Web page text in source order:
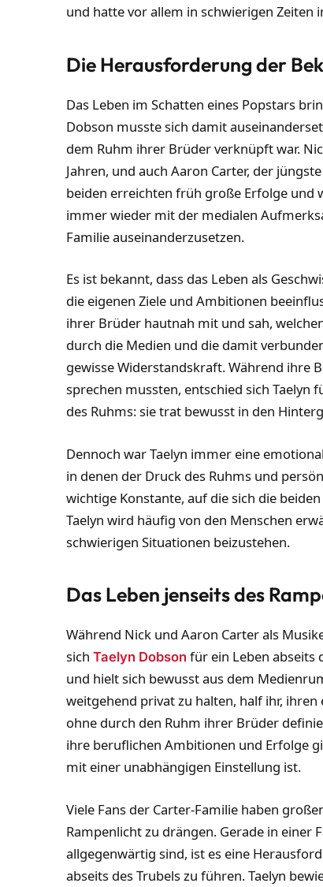
und hatte vor allem in schwierigen Zeiten
Die Herausforderung der
Das Leben im Schatten eines Popstars
Dobson musste sich damit
dem Ruhm ihrer Brüder verknüpft war.
Jahren, und auch Aaron Carter, der
beiden erreichten früh große Erfolge und
immer wieder mit der medialen
Familie auseinanderzusetzen.
Es ist bekannt, dass das Leben als
die eigenen Ziele und Ambitionen
ihrer Brüder hautnah mit und sah,
durch die Medien und die damit
gewisse Widerstandskraft. Während ihre
sprechen mussten, entschied sich Taelyn
des Ruhms: sie trat bewusst in den
Dennoch war Taelyn immer eine
in denen der Druck des Ruhms und
wichtige Konstante, auf die sich die
Taelyn wird häufig von den Menschen
schwierigen Situationen beizustehen.
Das Leben jenseits des
Während Nick und Aaron Carter als
sichTaelyn Dobson für ein Leben abseits
und hielt sich bewusst aus dem
weitgehend privat zu halten, half ihr,
ohne durch den Ruhm ihrer Brüder
ihre beruflichen Ambitionen und Erfolge
mit einer unabhängigen Einstellung ist.
Viele Fans der Carter-Familie haben
Rampenlicht zu drängen. Gerade in
allgegenwärtig sind, ist es eine
abseits des Trubels zu führen. Taelyn